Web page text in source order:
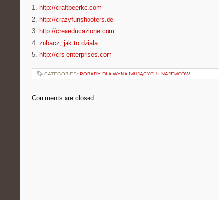
1. http://craftbeerkc.com
2. http://crazyfunshooters.de
3. http://creaeducazione.com
4. zobacz, jak to działa
5. http://crs-enterprises.com
CATEGORIES: PORADY DLA WYNAJMUJĄCYCH I NAJEMCÓW
Comments are closed.